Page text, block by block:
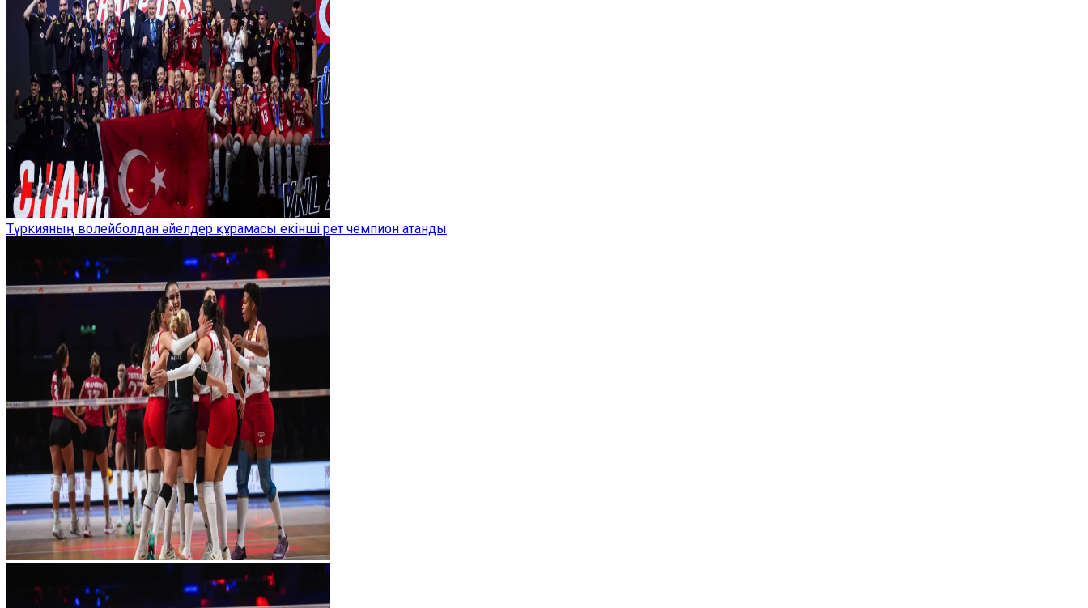
Түркияның волейболдан әйелдер құрамасы екінші рет чемпион атанды